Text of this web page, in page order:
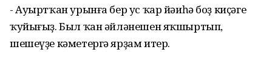
- Ауыртҡан урынға бер ус ҡар йәиһә боҙ киҫәге
ҡуйығыҙ. Был ҡан әйләнешен яҡшыртып,
шешеүҙе кәметергә ярҙам итер.